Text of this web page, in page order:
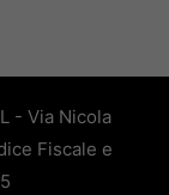
- Via Nicola
Fiscale e